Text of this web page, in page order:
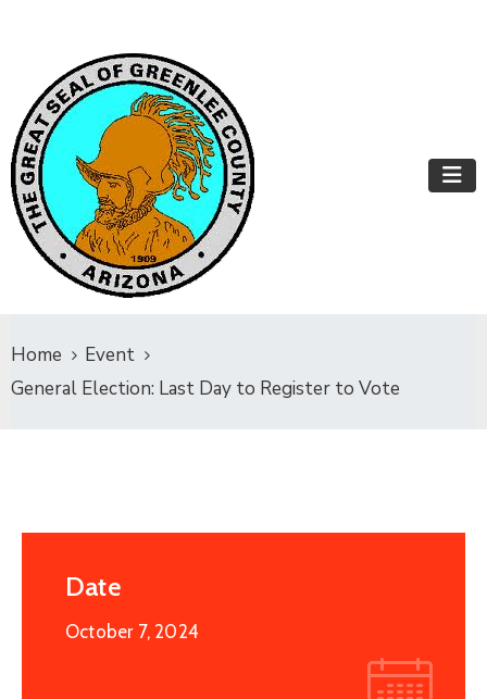
Home
Event
General Election: Last Day to Register to Vote
Date
October 7, 2024